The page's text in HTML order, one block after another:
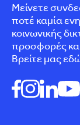
Μείνετε
ποτέ καμία
κοινωνικής
προσφορές
Βρείτε μας